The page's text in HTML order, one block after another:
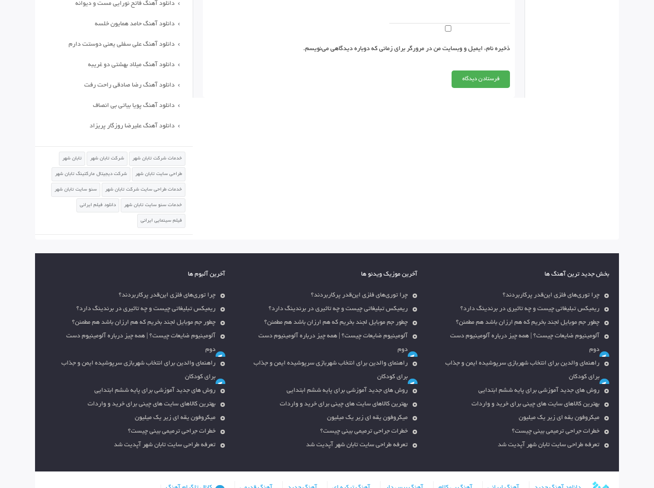
ذخیره نام، ایمیل و وبسایت من در مرورگر برای زمانی که دوباره دیدگاهی می‌نویسم.
دانلود آهنگ فاتح نورایی مست و دیوانه
دانلود آهنگ حامد همایون خلسه
دانلود آهنگ علی سفلی یعنی دوستت دارم
دانلود آهنگ میلاد بهشتی دو غریبه
دانلود آهنگ رضا صادقی راحت رفت
دانلود آهنگ پویا بیاتی بی انصاف
دانلود آهنگ علیرضا روزگار پریزاد
خدمات شرکت تابان شهر شرکت تابان شهر تابان شهر
طراحی سایت تابان شهر شرکت دیجیتال مارکتینگ تابان شهر
خدمات طراحی سایت شرکت تابان شهر سئو سایت تابان شهر
خدمات سئو سایت تابان شهر دانلود فیلم ایرانی
فیلم سینمایی ایرانی
بخش جدید ترین آهنگ ها
چرا توری‌های فلزی این‌قدر پرکاربردند؟
ریمیکس تبلیغاتی چیست و چه تاثیری در برندینگ دارد؟
چطور جم موبایل لجند بخریم که هم ارزان باشد هم مطمئن؟
آلومینیوم ضایعات چیست؟ | همه چیز درباره آلومینیوم دست
دوم
راهنمای والدین برای انتخاب شهربازی سرپوشیده ایمن و جذاب
برای کودکان
روش های جدید آموزشی برای پایه ششم ابتدایی
بهترین کالاهای سایت های چینی برای خرید و واردات
میکروفون یقه ای زیر یک میلیون
خطرات جراحی ترمیمی بینی چیست؟
تعرفه طراحی سایت تابان شهر آپدیت شد
آخرین موزیک ویدئو ها
چرا توری‌های فلزی این‌قدر پرکاربردند؟
ریمیکس تبلیغاتی چیست و چه تاثیری در برندینگ دارد؟
چطور جم موبایل لجند بخریم که هم ارزان باشد هم مطمئن؟
آلومینیوم ضایعات چیست؟ | همه چیز درباره آلومینیوم دست
دوم
راهنمای والدین برای انتخاب شهربازی سرپوشیده ایمن و جذاب
برای کودکان
روش های جدید آموزشی برای پایه ششم ابتدایی
بهترین کالاهای سایت های چینی برای خرید و واردات
میکروفون یقه ای زیر یک میلیون
خطرات جراحی ترمیمی بینی چیست؟
تعرفه طراحی سایت تابان شهر آپدیت شد
آخرین آلبوم ها
چرا توری‌های فلزی این‌قدر پرکاربردند؟
ریمیکس تبلیغاتی چیست و چه تاثیری در برندینگ دارد؟
چطور جم موبایل لجند بخریم که هم ارزان باشد هم مطمئن؟
آلومینیوم ضایعات چیست؟ | همه چیز درباره آلومینیوم دست
دوم
راهنمای والدین برای انتخاب شهربازی سرپوشیده ایمن و جذاب
برای کودکان
روش های جدید آموزشی برای پایه ششم ابتدایی
بهترین کالاهای سایت های چینی برای خرید و واردات
میکروفون یقه ای زیر یک میلیون
خطرات جراحی ترمیمی بینی چیست؟
تعرفه طراحی سایت تابان شهر آپدیت شد